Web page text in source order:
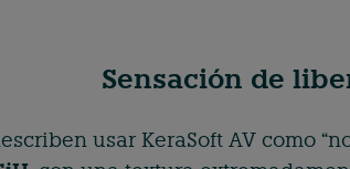
Sensación de
usar KeraSoft AV como